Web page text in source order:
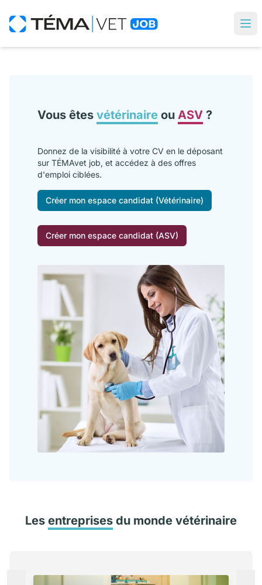
Vous êtes vétérinaire ou ASV ?
Donnez de la visibilité à votre CV en le déposant
sur TÉMAvet job, et accédez à des offres
d'emploi ciblées.
Créer mon espace candidat (Vétérinaire)
Créer mon espace candidat (ASV)
Les entreprises du monde vétérinaire